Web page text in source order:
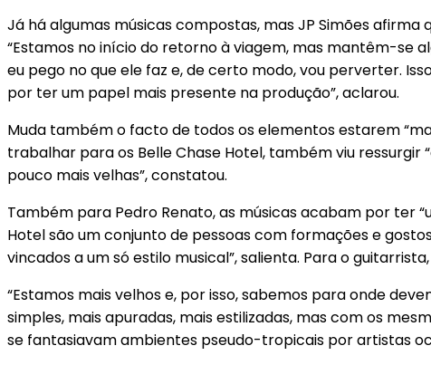
Já há algumas músicas compostas, mas JP Simões
“Estamos no início do retorno à viagem, mas mantêm-se
eu pego no que ele faz e, de certo modo, vou perverter.
por ter um papel mais presente na produção”, aclarou.
Muda também o facto de todos os elementos estarem
trabalhar para os Belle Chase Hotel, também viu ressurgir
pouco mais velhas”, constatou.
Também para Pedro Renato, as músicas acabam por ter
Hotel são um conjunto de pessoas com formações e
vincados a um só estilo musical”, salienta. Para o
“Estamos mais velhos e, por isso, sabemos para onde
simples, mais apuradas, mais estilizadas, mas com os
se fantasiavam ambientes pseudo-tropicais por artistas